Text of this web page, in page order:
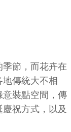
節，而花卉在
傳統大不相
意裝點空間，傳
祝方式，以及